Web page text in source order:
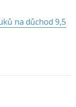
na důchod 9,5